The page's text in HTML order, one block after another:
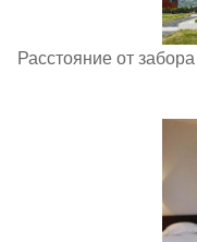
Расстояние от